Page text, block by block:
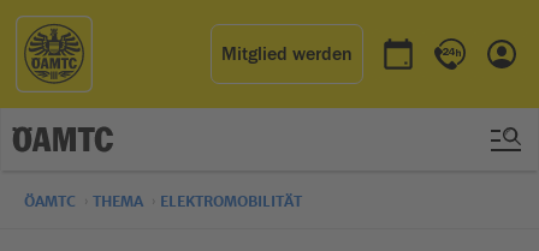
Mitglied werden
Termin buchen
Kontakt &
ÖAMTC THEMA ELEKTROMOBILITÄT